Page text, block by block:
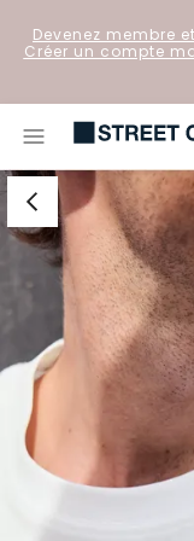
Devenez membre
Créer un compte